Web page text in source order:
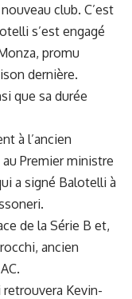
club. C’est
s’est engagé
promu
dernière.
que sa durée
à l’ancien
Premier ministre
a signé Balotelli à
de la Série B et,
ancien
Kevin-